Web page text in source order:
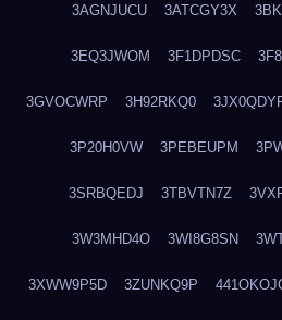
3AGNJUCU 3ATCGY3X
3EQ3JWOM 3F1DPDSC
3GVOCWRP 3H92RKQ0
3P20H0VW 3PEBEUPM
3SRBQEDJ 3TBVTN7Z
3W3MHD4O 3WI8G8SN
3XWW9P5D 3ZUNKQ9P